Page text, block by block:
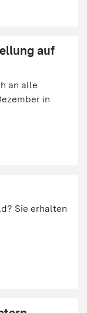
auf
an alle
in
Sie erhalten